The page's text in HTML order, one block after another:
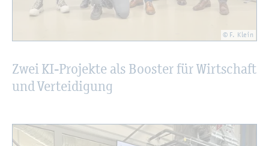
© F. Klein
Zwei KI-Pro­jek­te als Boos­ter für Wirt­schaft
und Ver­tei­di­gung